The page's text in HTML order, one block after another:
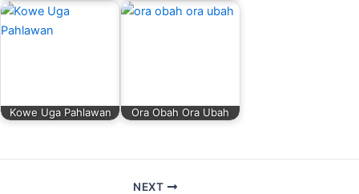
Kowe Uga Pahlawan Ora Obah Ora Ubah
NEXT